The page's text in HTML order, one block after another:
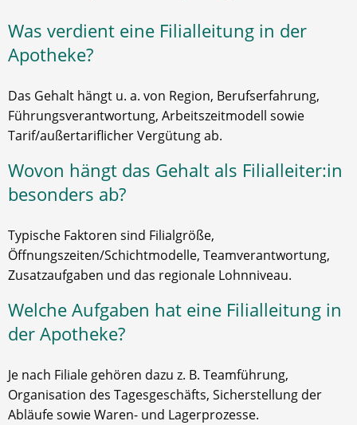
Was verdient eine Filialleitung in der
Apotheke?
Das Gehalt hängt u. a. von Region, Berufserfahrung,
Führungsverantwortung, Arbeitszeitmodell sowie
Tarif/außertariflicher Vergütung ab.
Wovon hängt das Gehalt als Filialleiter:in
besonders ab?
Typische Faktoren sind Filialgröße,
Öffnungszeiten/Schichtmodelle, Teamverantwortung,
Zusatzaufgaben und das regionale Lohnniveau.
Welche Aufgaben hat eine Filialleitung in
der Apotheke?
Je nach Filiale gehören dazu z. B. Teamführung,
Organisation des Tagesgeschäfts, Sicherstellung der
Abläufe sowie Waren- und Lagerprozesse.